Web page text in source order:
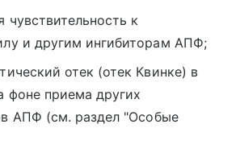
чувствительность к
и другим ингибиторам АПФ;
отек (отек Квинке) в
фоне приема других
АПФ (см. раздел "Особые